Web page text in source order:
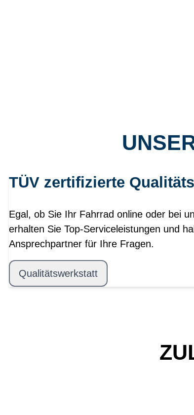
TÜV zertifizierte
Egal, ob Sie Ihr Fahrrad online oder bei
erhalten Sie Top-Serviceleistungen und
Ansprechpartner für Ihre Fragen.
Qualitätswerkstatt